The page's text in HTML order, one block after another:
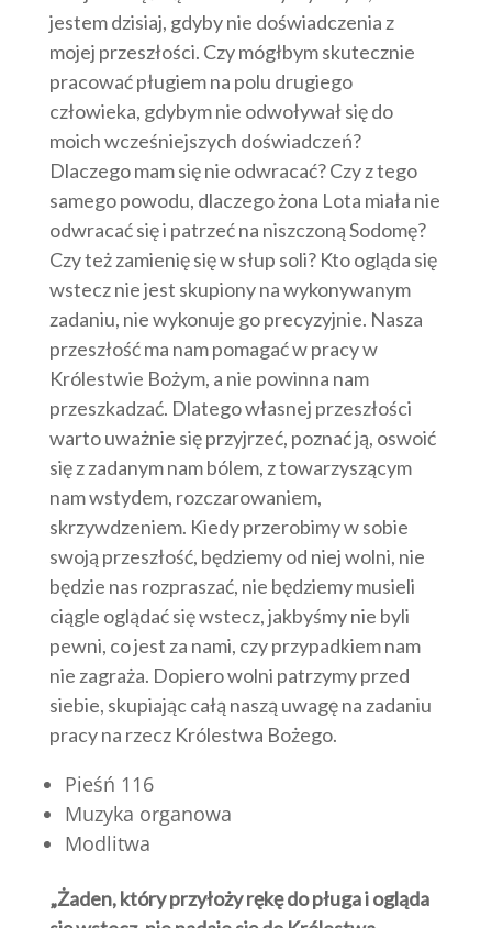
jestem dzisiaj, gdyby nie doświadczenia z
mojej przeszłości. Czy mógłbym skutecznie
pracować pługiem na polu drugiego
człowieka, gdybym nie odwoływał się do
moich wcześniejszych doświadczeń?
Dlaczego mam się nie odwracać? Czy z tego
samego powodu, dlaczego żona Lota miała nie
odwracać się i patrzeć na niszczoną Sodomę?
Czy też zamienię się w słup soli? Kto ogląda się
wstecz nie jest skupiony na wykonywanym
zadaniu, nie wykonuje go precyzyjnie. Nasza
przeszłość ma nam pomagać w pracy w
Królestwie Bożym, a nie powinna nam
przeszkadzać. Dlatego własnej przeszłości
warto uważnie się przyjrzeć, poznać ją, oswoić
się z zadanym nam bólem, z towarzyszącym
nam wstydem, rozczarowaniem,
skrzywdzeniem. Kiedy przerobimy w sobie
swoją przeszłość, będziemy od niej wolni, nie
będzie nas rozpraszać, nie będziemy musieli
ciągle oglądać się wstecz, jakbyśmy nie byli
pewni, co jest za nami, czy przypadkiem nam
nie zagraża. Dopiero wolni patrzymy przed
siebie, skupiając całą naszą uwagę na zadaniu
pracy na rzecz Królestwa Bożego.
Pieśń 116
Muzyka organowa
Modlitwa
„Żaden, który przyłoży rękę do pługa i ogląda